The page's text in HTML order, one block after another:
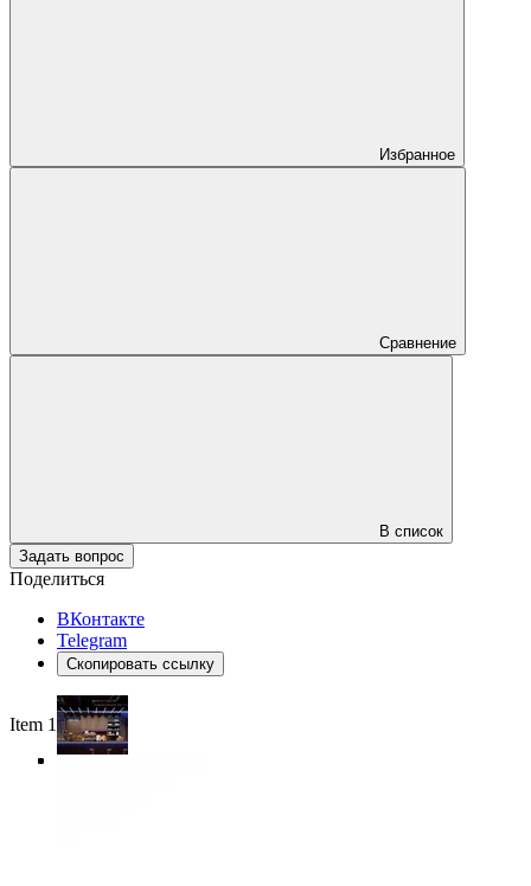
Избранное
Сравнение
В список
Задать вопрос
Поделиться
ВКонтакте
Telegram
Скопировать ссылку
Item 1 of 4